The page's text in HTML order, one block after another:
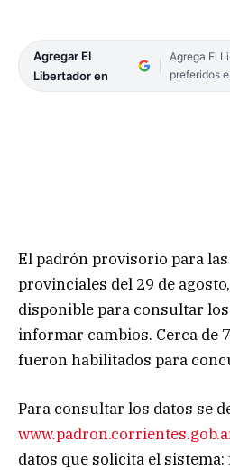
Agregar El
Libertador en
Agrega El
preferidos
El padrón provisorio para
provinciales del 29 de
disponible para consultar
informar cambios. Cerca de
fueron habilitados para
Para consultar los datos se
datos que solicita el